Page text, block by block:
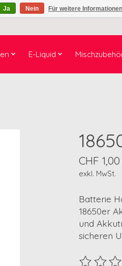
E-Liquid
CHF 1,00
exkl. MwSt.
Batterie
18650er
und
sicheren
Ja Nein Für weitere